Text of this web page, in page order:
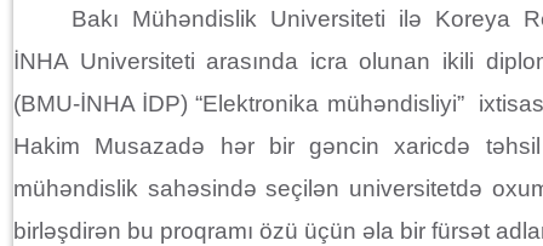
Bakı Mühəndislik Universiteti ilə Koreya
İNHA Universiteti arasında icra olunan ikili
(BMU-İNHA İDP) “Elektronika mühəndisliyi”
Hakim Musazadə hər bir gəncin xaricdə təhsil
mühəndislik sahəsində seçilən universitetdə
birləşdirən bu proqramı özü üçün əla bir fürsət